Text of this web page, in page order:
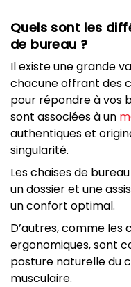
Quels sont les
de bureau ?
Il existe une grande
chacune offrant des
pour répondre à vos
sont associées à un
authentiques et
singularité.
Les chaises de
un dossier et une
un confort optimal.
D’autres, comme les
ergonomiques, sont
posture naturelle du
musculaire.